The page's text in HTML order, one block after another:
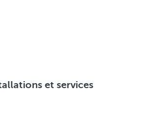
et services